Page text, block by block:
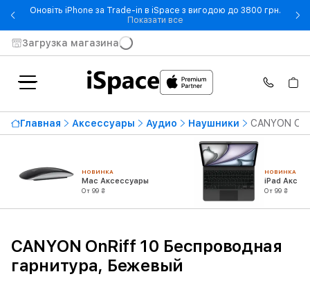
Оновіть iPhone за Trade-in в iSpace з вигодою до 3800 грн.
Показати все- Оновіть iPhone за Trade-in
Загрузка магазина
Главная Аксессуары Аудио Наушники CANYON
НОВИНКА
Mac Аксессуары
От 99 ₴
НОВИНКА
iPad
От 99 ₴
CANYON OnRiff 10 Беспроводная
гарнитура, Бежевый